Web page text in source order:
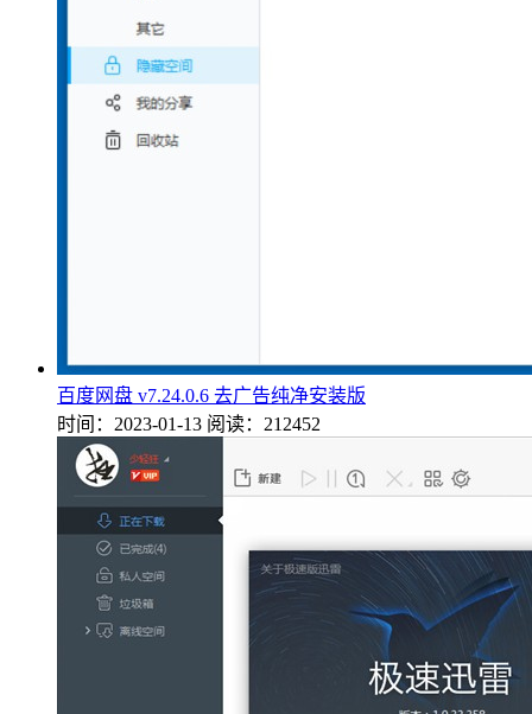
百度网盘 v7.24.0.6 去广告纯净安装版
时间：2023-01-13 阅读：212452